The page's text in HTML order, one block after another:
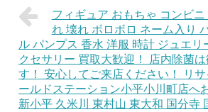
フィギュア おもちゃ コンビ
れ 壊れ ボロボロ ネーム入り
ル パンプス 香水 洋服 時計 ジュエリ
クセサリー 買取大歓迎！ 店内除菌
す！ 安心してご来店ください！ リ
ールドステーション小平小川町店へ
新小平 久米川 東村山 東大和 国分寺